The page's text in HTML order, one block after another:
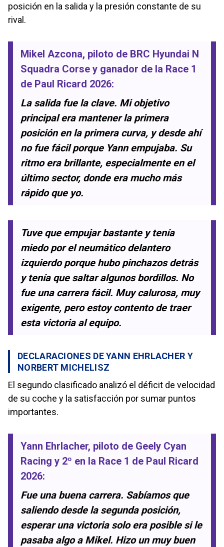
posición en la salida y la presión constante de su
rival.
Mikel Azcona, piloto de BRC Hyundai N
Squadra Corse y ganador de la Race 1
de Paul Ricard 2026:
La salida fue la clave. Mi objetivo
principal era mantener la primera
posición en la primera curva, y desde ahí
no fue fácil porque Yann empujaba. Su
ritmo era brillante, especialmente en el
último sector, donde era mucho más
rápido que yo.
Tuve que empujar bastante y tenía
miedo por el neumático delantero
izquierdo porque hubo pinchazos detrás
y tenía que saltar algunos bordillos. No
fue una carrera fácil. Muy calurosa, muy
exigente, pero estoy contento de traer
esta victoria al equipo.
DECLARACIONES DE YANN EHRLACHER Y
NORBERT MICHELISZ
El segundo clasificado analizó el déficit de velocidad
de su coche y la satisfacción por sumar puntos
importantes.
Yann Ehrlacher, piloto de Geely Cyan
Racing y 2º en la Race 1 de Paul Ricard
2026:
Fue una buena carrera. Sabíamos que
saliendo desde la segunda posición,
esperar una victoria solo era posible si le
pasaba algo a Mikel. Hizo un muy buen